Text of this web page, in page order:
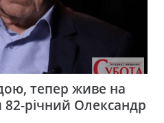
тепер живе на
82-річний Олександр